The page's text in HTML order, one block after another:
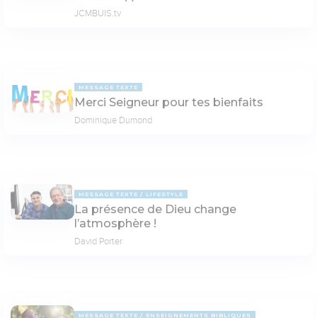
JCMBUIS.tv
MESSAGE TEXTE
Merci Seigneur pour tes bienfaits
Dominique Dumond
MESSAGE TEXTE LIFESTYLE
La présence de Dieu change
l’atmosphère !
David Porter
MESSAGE TEXTE ENSEIGNEMENTS BIBLIQUES